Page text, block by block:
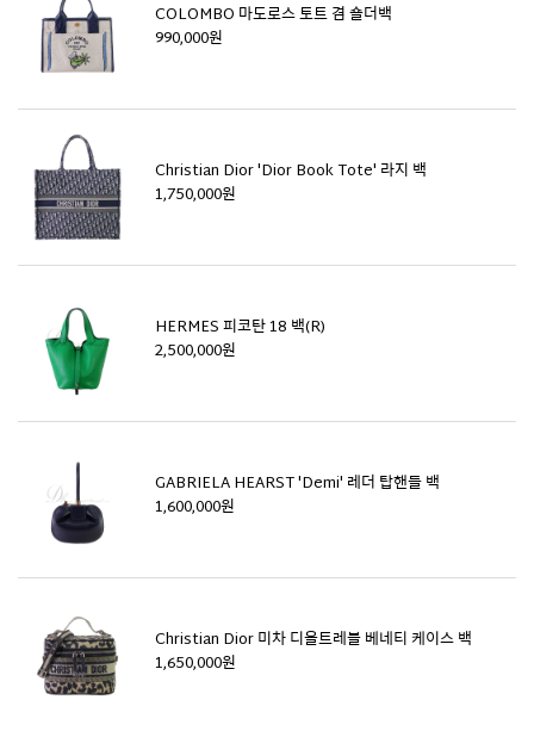
COLOMBO 마도로스 토트 겸 숄더백
990,000원
Christian Dior 'Dior Book Tote' 라지 백
1,750,000원
HERMES 피코탄 18 백(R)
2,500,000원
GABRIELA HEARST 'Demi' 레더 탑핸들 백
1,600,000원
Christian Dior 미차 디올트레블 베네티 케이스 백
1,650,000원